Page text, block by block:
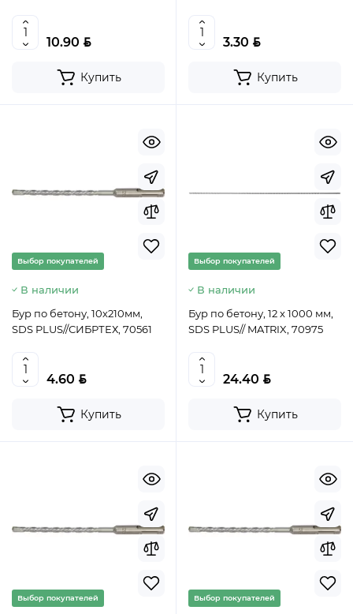
10.90 BYN
Купить
3.30 BYN
Купить
Выбор покупателей
В наличии
Бур по бетону, 10х210мм,
SDS PLUS//СИБРТЕХ, 70561
4.60 BYN
Купить
Выбор покупателей
В наличии
Бур по бетону, 12 x 1000 мм,
SDS PLUS// MATRIX, 70975
24.40 BYN
Купить
Выбор покупателей Выбор покупателей